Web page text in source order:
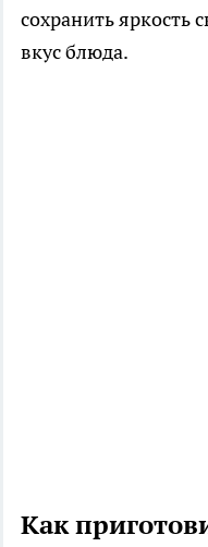
сохранить яркость
вкус блюда.
Как